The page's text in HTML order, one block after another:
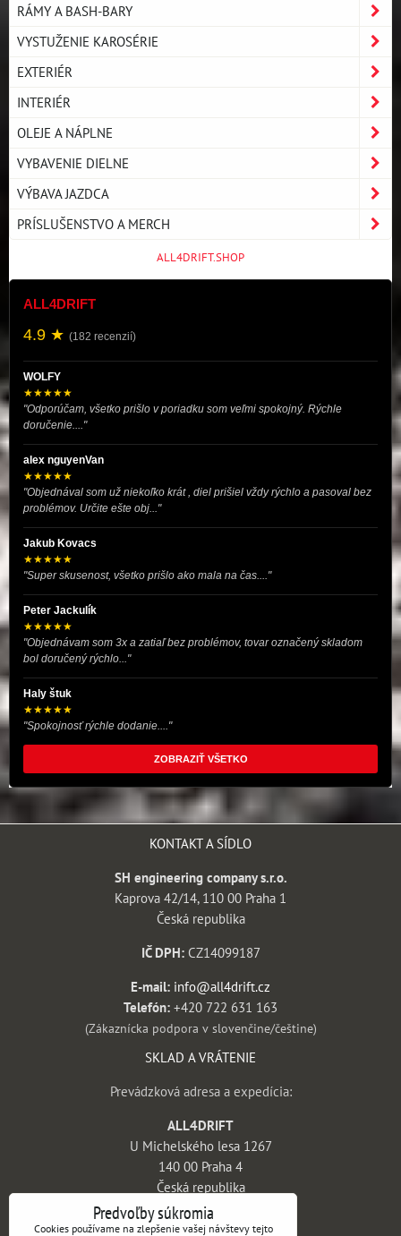
RÁMY A BASH-BARY
VYSTUŽENIE KAROSÉRIE
EXTERIÉR
INTERIÉR
OLEJE A NÁPLNE
VYBAVENIE DIELNE
VÝBAVA JAZDCA
PRÍSLUŠENSTVO A MERCH
ALL4DRIFT.SHOP
ALL4DRIFT
4.9 ★ (182 recenzií)
WOLFY
★★★★★
"Odporúčam, všetko prišlo v poriadku som veľmi spokojný. Rýchle
doručenie...."
alex nguyenVan
★★★★★
"Objednával som už niekoľko krát , diel prišiel vždy rýchlo a pasoval bez
problémov. Určite ešte obj..."
Jakub Kovacs
★★★★★
"Super skusenost, všetko prišlo ako mala na čas...."
Peter Jackulík
★★★★★
"Objednávam som 3x a zatiaľ bez problémov, tovar označený skladom
bol doručený rýchlo..."
Haly štuk
★★★★★
"Spokojnosť rýchle dodanie...."
ZOBRAZIŤ VŠETKO
KONTAKT A SÍDLO
SH engineering company s.r.o.
Kaprova 42/14, 110 00 Praha 1
Česká republika
IČ DPH:CZ14099187
E-mail: info@all4drift.cz
Telefón: +420 722 631 163
(Zákaznícka podpora v slovenčine/češtine)
SKLAD A VRÁTENIE
Prevádzková adresa a expedícia:
ALL4DRIFT
U Michelského lesa 1267
140 00 Praha 4
Česká republika
INFORMÁCIE
Predvoľby súkromia
Cookies používame na zlepšenie vašej návštevy tejto